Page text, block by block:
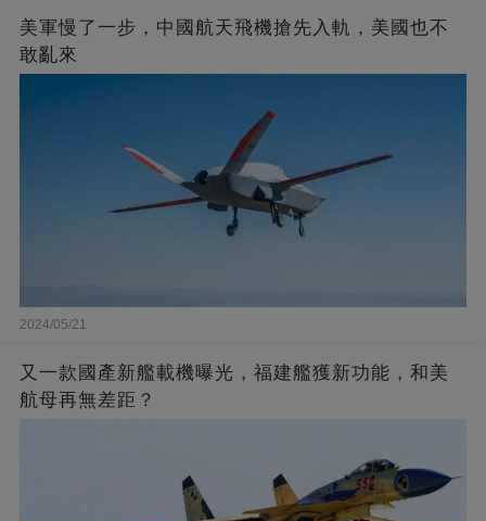
美軍慢了一步，中國航天飛機搶先入軌，美國也不
敢亂來
2024/05/21
又一款國產新艦載機曝光，福建艦獲新功能，和美
航母再無差距？